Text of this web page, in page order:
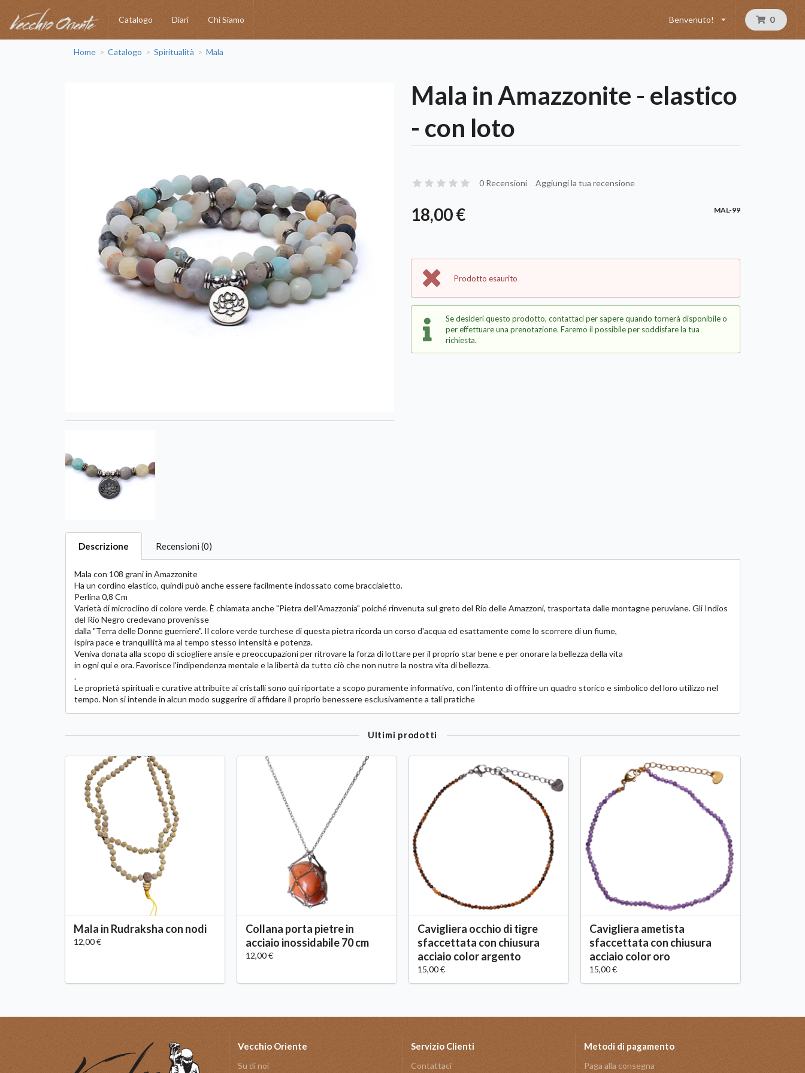
Catalogo Diari Chi Siamo Benvenuto! 0
Home > Catalogo > Spiritualità > Mala
Mala in Amazzonite - elastico
- con loto
0 Recensioni Aggiungi la tua recensione
18,00 € MAL-99
Prodotto esaurito
Se desideri questo prodotto, contattaci per sapere quando tornerà disponibile o
per effettuare una prenotazione. Faremo il possibile per soddisfare la tua
richiesta.
Descrizione Recensioni (0)
Mala con 108 grani in Amazzonite
Ha un cordino elastico, quindi può anche essere facilmente indossato come braccialetto.
Perlina 0,8 Cm
Varietà di microclino di colore verde. È chiamata anche "Pietra dell'Amazzonia" poiché rinvenuta sul greto del Rio delle Amazzoni, trasportata dalle montagne peruviane. Gli Indios
del Rio Negro credevano provenisse
dalla "Terra delle Donne guerriere". Il colore verde turchese di questa pietra ricorda un corso d'acqua ed esattamente come lo scorrere di un fiume,
ispira pace e tranquillità ma al tempo stesso intensità e potenza.
Veniva donata alla scopo di sciogliere ansie e preoccupazioni per ritrovare la forza di lottare per il proprio star bene e per onorare la bellezza della vita
in ogni qui e ora. Favorisce l'indipendenza mentale e la libertà da tutto ciò che non nutre la nostra vita di bellezza.
.
Le proprietà spirituali e curative attribuite ai cristalli sono qui riportate a scopo puramente informativo, con l’intento di offrire un quadro storico e simbolico del loro utilizzo nel
tempo. Non si intende in alcun modo suggerire di affidare il proprio benessere esclusivamente a tali pratiche
Ultimi prodotti
Mala in Rudraksha con nodi
12,00 €
Collana porta pietre in
acciaio inossidabile 70 cm
12,00 €
Cavigliera occhio di tigre
sfaccettata con chiusura
acciaio color argento
15,00 €
Cavigliera ametista
sfaccettata con chiusura
acciaio color oro
15,00 €
Vecchio Oriente
Su di noi
Servizio Clienti
Contattaci
Metodi di pagamento
Paga alla consegna